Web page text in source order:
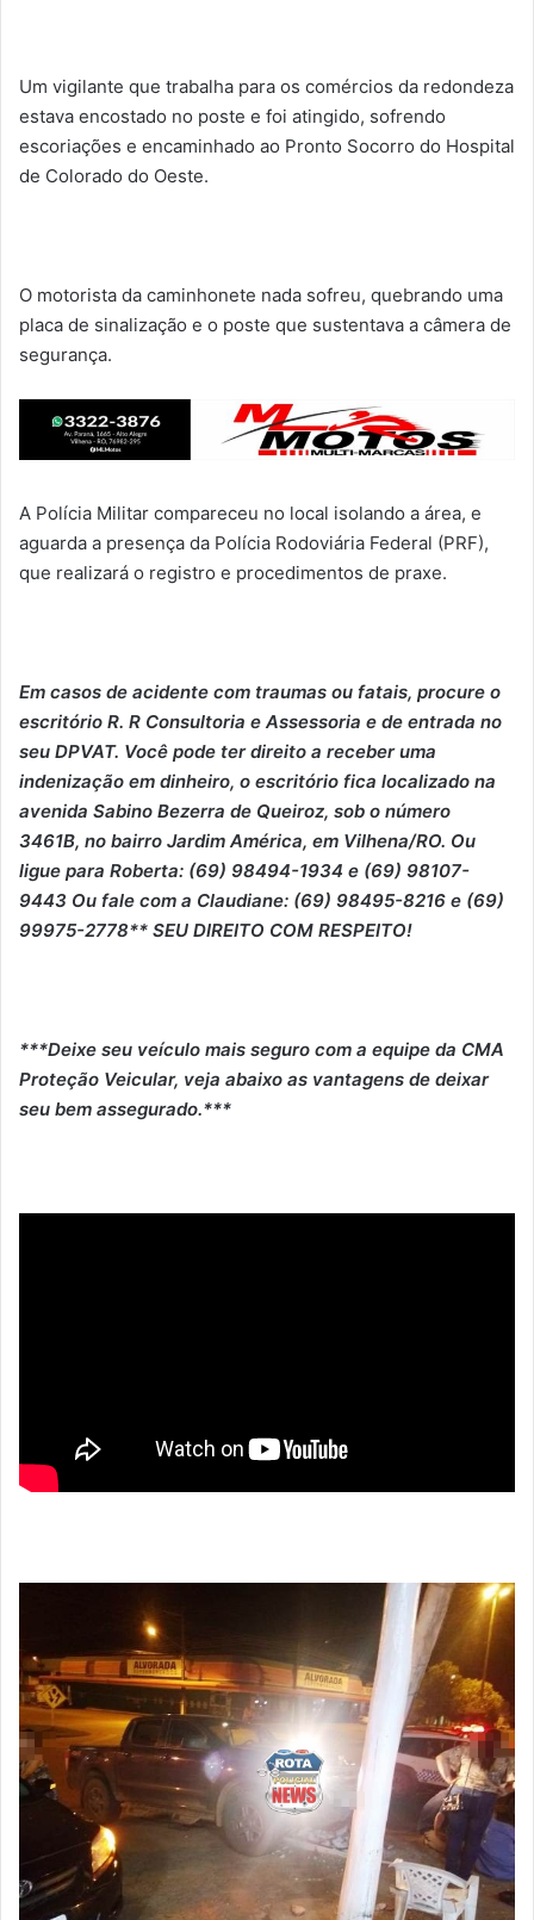
Um vigilante que trabalha para os comércios da redondeza
estava encostado no poste e foi atingido, sofrendo
escoriações e encaminhado ao Pronto Socorro do Hospital
de Colorado do Oeste.
O motorista da caminhonete nada sofreu, quebrando uma
placa de sinalização e o poste que sustentava a câmera de
segurança.
A Polícia Militar compareceu no local isolando a área, e
aguarda a presença da Polícia Rodoviária Federal (PRF),
que realizará o registro e procedimentos de praxe.
Em casos de acidente com traumas ou fatais, procure o
escritório R. R Consultoria e Assessoria e de entrada no
seu DPVAT. Você pode ter direito a receber uma
indenização em dinheiro, o escritório fica localizado na
avenida Sabino Bezerra de Queiroz, sob o número
3461B, no bairro Jardim América, em Vilhena/RO. Ou
ligue para Roberta: (69) 98494-1934 e (69) 98107-
9443 Ou fale com a Claudiane: (69) 98495-8216 e (69)
99975-2778** SEU DIREITO COM RESPEITO!
***Deixe seu veículo mais seguro com a equipe da CMA
Proteção Veicular, veja abaixo as vantagens de deixar
seu bem assegurado.***